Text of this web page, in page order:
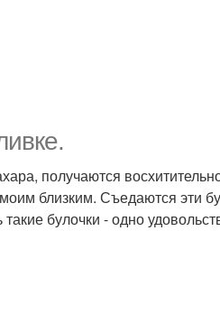
получаются
близким. Съедаются эти
булочки - одно